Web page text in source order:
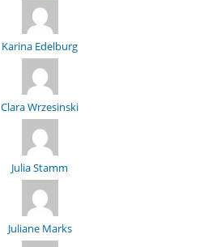
Karina Edelburg
Clara Wrzesinski
Julia Stamm
Juliane Marks